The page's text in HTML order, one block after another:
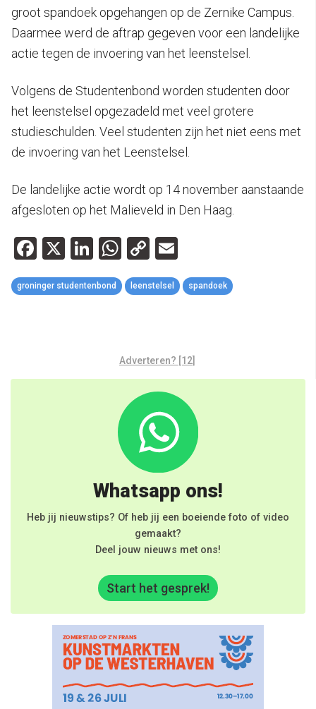
groot spandoek opgehangen op de Zernike Campus.
Daarmee werd de aftrap gegeven voor een landelijke
actie tegen de invoering van het leenstelsel.
Volgens de Studentenbond worden studenten door
het leenstelsel opgezadeld met veel grotere
studieschulden. Veel studenten zijn het niet eens met
de invoering van het Leenstelsel.
De landelijke actie wordt op 14 november aanstaande
afgesloten op het Malieveld in Den Haag.
Facebook
X LinkedIn
WhatsApp
Copy
Link
groninger studentenbond leenstelsel spandoek
Adverteren? [12]
Whatsapp ons!
Heb jij nieuwstips? Of heb jij een boeiende foto of video
gemaakt?
Deel jouw nieuws met ons!
Start het gesprek!